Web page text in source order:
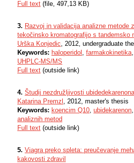
Full text (file, 497,13 KB)
3. Razvoj in validacija analizne metode
tekočinsko kromatografijo s tandemsko
Urška Konjedic, 2012, undergraduate
Keywords: haloperidol , farmakokinetika
UHPLC-MS/MS
Full text (outside link)
4. Študij nezdružljivosti
Katarina Premzl , 2012, master's thesis
Keywords: koencim Q10, ubidekarenon
analiznih metod
Full text (outside link)
5. Viagra preko spleta: preučevanje
kakovosti zdravil